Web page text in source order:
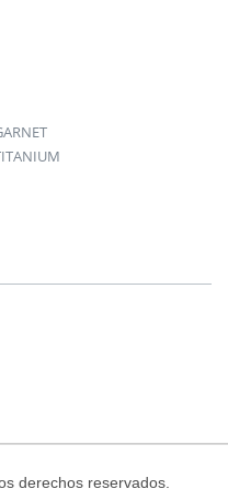
derechos reservados.